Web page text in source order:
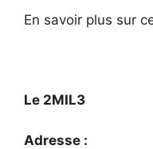
En savoir plus sur
Le 2MIL3
Adresse :